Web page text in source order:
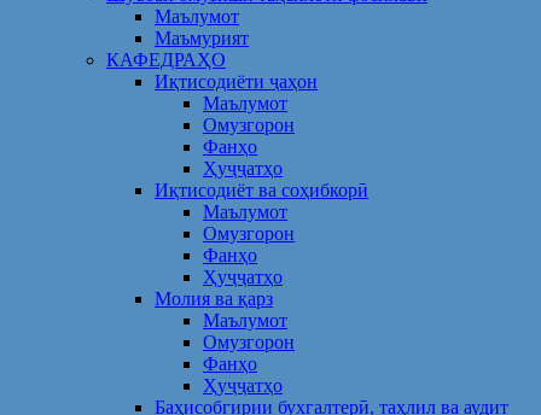
Маълумот
Маъмурият
КАФЕДРАҲО
Иқтисодиёти ҷаҳон
Маълумот
Омузгорон
Фанҳо
Ҳуҷҷатҳо
Иқтисодиёт ва соҳибкорӣ
Маълумот
Омузгорон
Фанҳо
Ҳуҷҷатҳо
Молия ва қарз
Маълумот
Омузгорон
Фанҳо
Ҳуҷҷатҳо
Баҳисобгирии бухгалтерӣ, таҳлил ва аудит